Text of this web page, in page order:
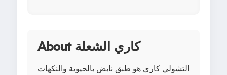
About كاري الشعلة
التشولي كاري هو طبق نابض بالحيوية والنكهات